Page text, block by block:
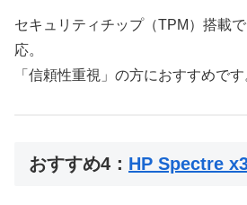
セキュリティチップ（TPM）搭載
応。
「信頼性重視」の方におすすめです
おすすめ4： HP Spectre